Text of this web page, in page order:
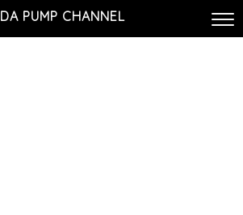
DA PUMP CHANNEL